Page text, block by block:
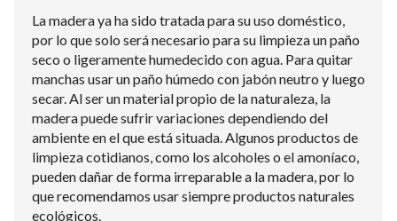
La madera ya ha sido tratada para su uso doméstico,
por lo que solo será necesario para su limpieza un paño
seco o ligeramente humedecido con agua. Para quitar
manchas usar un paño húmedo con jabón neutro y luego
secar. Al ser un material propio de la naturaleza, la
madera puede sufrir variaciones dependiendo del
ambiente en el que está situada. Algunos productos de
limpieza cotidianos, como los alcoholes o el amoníaco,
pueden dañar de forma irreparable a la madera, por lo
que recomendamos usar siempre productos naturales
ecológicos.